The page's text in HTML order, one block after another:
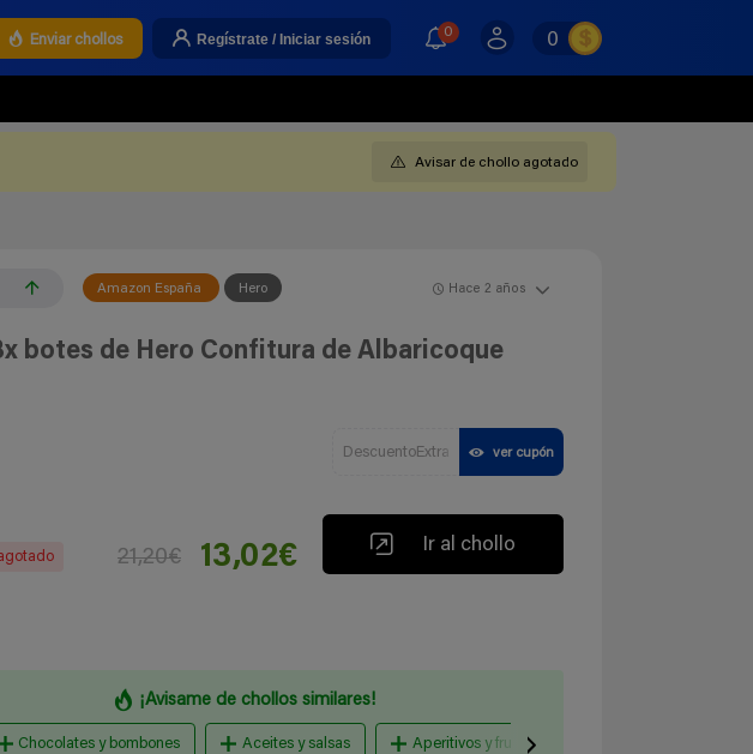
Enviar chollos Regístrate / Iniciar sesión 0 0
Avisar de chollo agotado
Amazon España Hero Hace 2 años
botes de Hero Confitura de Albaricoque
DescuentoExtra ver cupón
21,20€ 13,02€ Ir al chollo
¡Avisame de chollos similares!
Chocolates y bombones Aceites y salsas Aperitivos y frutos secos